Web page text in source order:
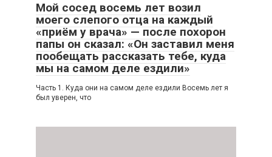
Мой сосед восемь лет возил
моего слепого отца на каждый
«приём у врача» — после похорон
папы он сказал: «Он заставил меня
пообещать рассказать тебе, куда
мы на самом деле ездили»
Часть 1. Куда они на самом деле ездили Восемь лет я
был уверен, что